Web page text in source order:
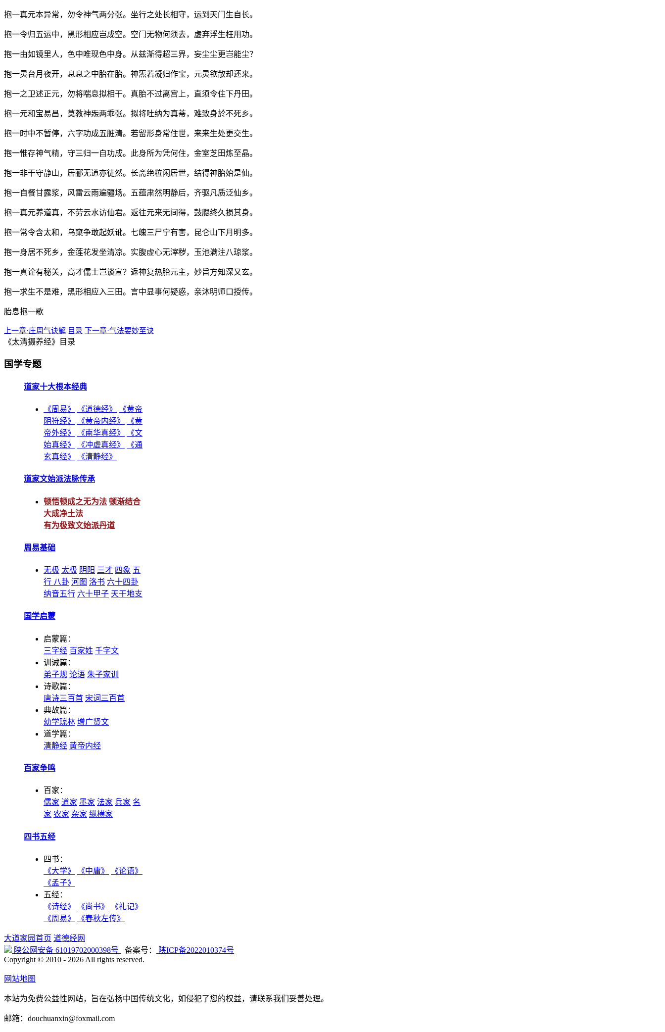
抱一真元本异常，勿令神气两分张。坐行之处长相守，运到天门生自长。
抱一令归五运中，黑形相应岂成空。空门无物何须去，虚弃浮生枉用功。
抱一由如镜里人，色中唯现色中身。从兹渐得超三界，妄尘尘更岂能尘？
抱一灵台月夜开，息息之中胎在胎。神炁若凝归作宝，元灵欲散却还来。
抱一之卫述正元，勿将喘息拟相干。真胎不过离宫上，直须令住下丹田。
抱一元和宝易昌，莫教神炁两乖张。拟将吐纳为真蒂，难致身於不死乡。
抱一时中不暂停，六字功成五脏清。若留形身常住世，来来生处更交生。
抱一惟存神气精，守三归一自功成。此身所为凭何住，金室芝田炼至晶。
抱一非干守静山，居郦无道亦徒然。长斋绝粒闲居世，结得神胎始是仙。
抱一自餐甘露浆，风雷云雨遍疆场。五蕴肃然明静后，齐驱凡质泛仙乡。
抱一真元养道真，不劳云水访仙君。返往元来无间得，鼓腮终久损其身。
抱一常令含太和，乌窠争敢起妖讹。七魄三尸宁有害，昆仑山下月明多。
抱一身居不死乡，金莲花发坐清凉。实腹虚心无滓秽，玉池满注八琼浆。
抱一真诠有秘关，高才儒士岂谈宣？返神复热胎元主，妙旨方知深又玄。
抱一求生不是难，黑形相应入三田。言中显事何疑惑，亲沐明师口授传。
胎息抱一歌
上一章·庄周气诀解 目录 下一章·气法要妙至诀
《太清摄养经》目录
国学专题
道家十大根本经典
《周易》 《道德经》
《黄帝
阴符经》
《黄帝内经》
《黄
帝外经》
《南华真经》
《文
始真经》
《冲虚真经》
《通
玄真经》
《清静经》
道家文始派法脉传承
顿悟顿成之无为法 顿渐结合
大成净土法
有为极致文始派丹道
周易基础
无极 太极 阴阳 三才 四象 五
行 八卦 河图 洛书 六十四卦
纳音五行 六十甲子 天干地支
国学启蒙
启蒙篇：
三字经 百家姓 千字文
训诫篇：
弟子规 论语 朱子家训
诗歌篇：
唐诗三百首 宋词三百首
典故篇：
幼学琼林 增广贤文
道学篇：
清静经 黄帝内经
百家争鸣
百家：
儒家 道家 墨家 法家 兵家 名
家 农家 杂家 纵横家
四书五经
四书：
《大学》
《中庸》
《论语》
《孟子》
五经：
《诗经》
《尚书》
《礼记》
《周易》
《春秋左传》
大道家园首页 道德经网
陕公网安备 61019702000398号
备案号：
陕ICP备2022010374号
Copyright © 2010 - 2026 All rights reserved.
网站地图
本站为免费公益性网站，旨在弘扬中国传统文化，如侵犯了您的权益，请联系我们妥善处理。
邮箱：douchuanxin@foxmail.com